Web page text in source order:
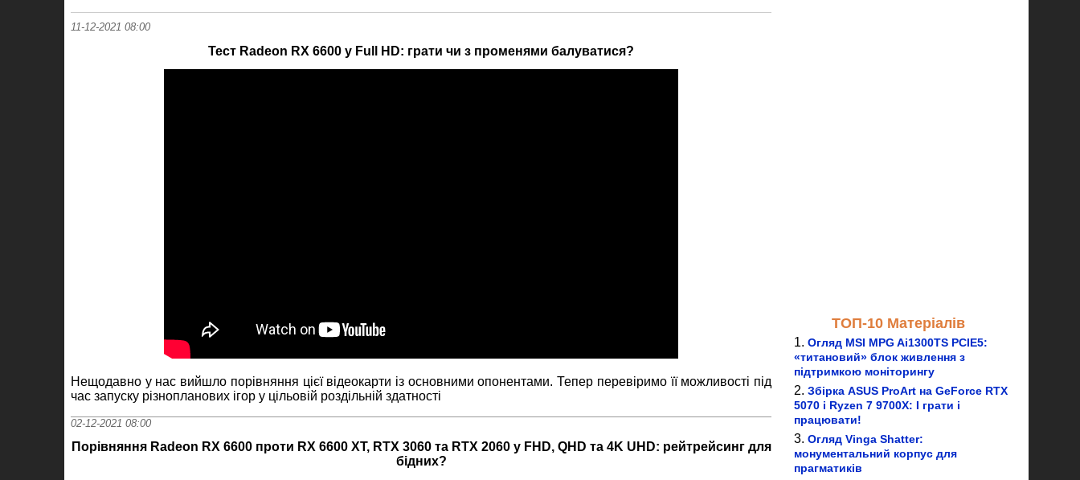
11-12-2021 08:00
Тест Radeon RX 6600 у Full HD: грати чи з променями балуватися?
Нещодавно у нас вийшло порівняння цієї відеокарти із основними опонентами. Тепер перевіримо її можливості під
час запуску різнопланових ігор у цільовій роздільній здатності
02-12-2021 08:00
Порівняння Radeon RX 6600 проти RX 6600 XT, RTX 3060 та RTX 2060 у FHD, QHD та 4K UHD: рейтрейсинг для
бідних?
ТОП-10 Матеріалів
Огляд MSI MPG Ai1300TS PCIE5:
«титановий» блок живлення з
підтримкою моніторингу
Збірка ASUS ProArt на GeForce RTX
5070 і Ryzen 7 9700X: І грати і
працювати!
Огляд Vinga Shatter:
монументальний корпус для
прагматиків